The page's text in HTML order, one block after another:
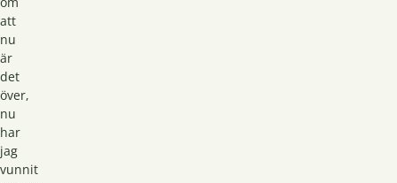
att
nu
är
det
över,
nu
har
jag
vunnit